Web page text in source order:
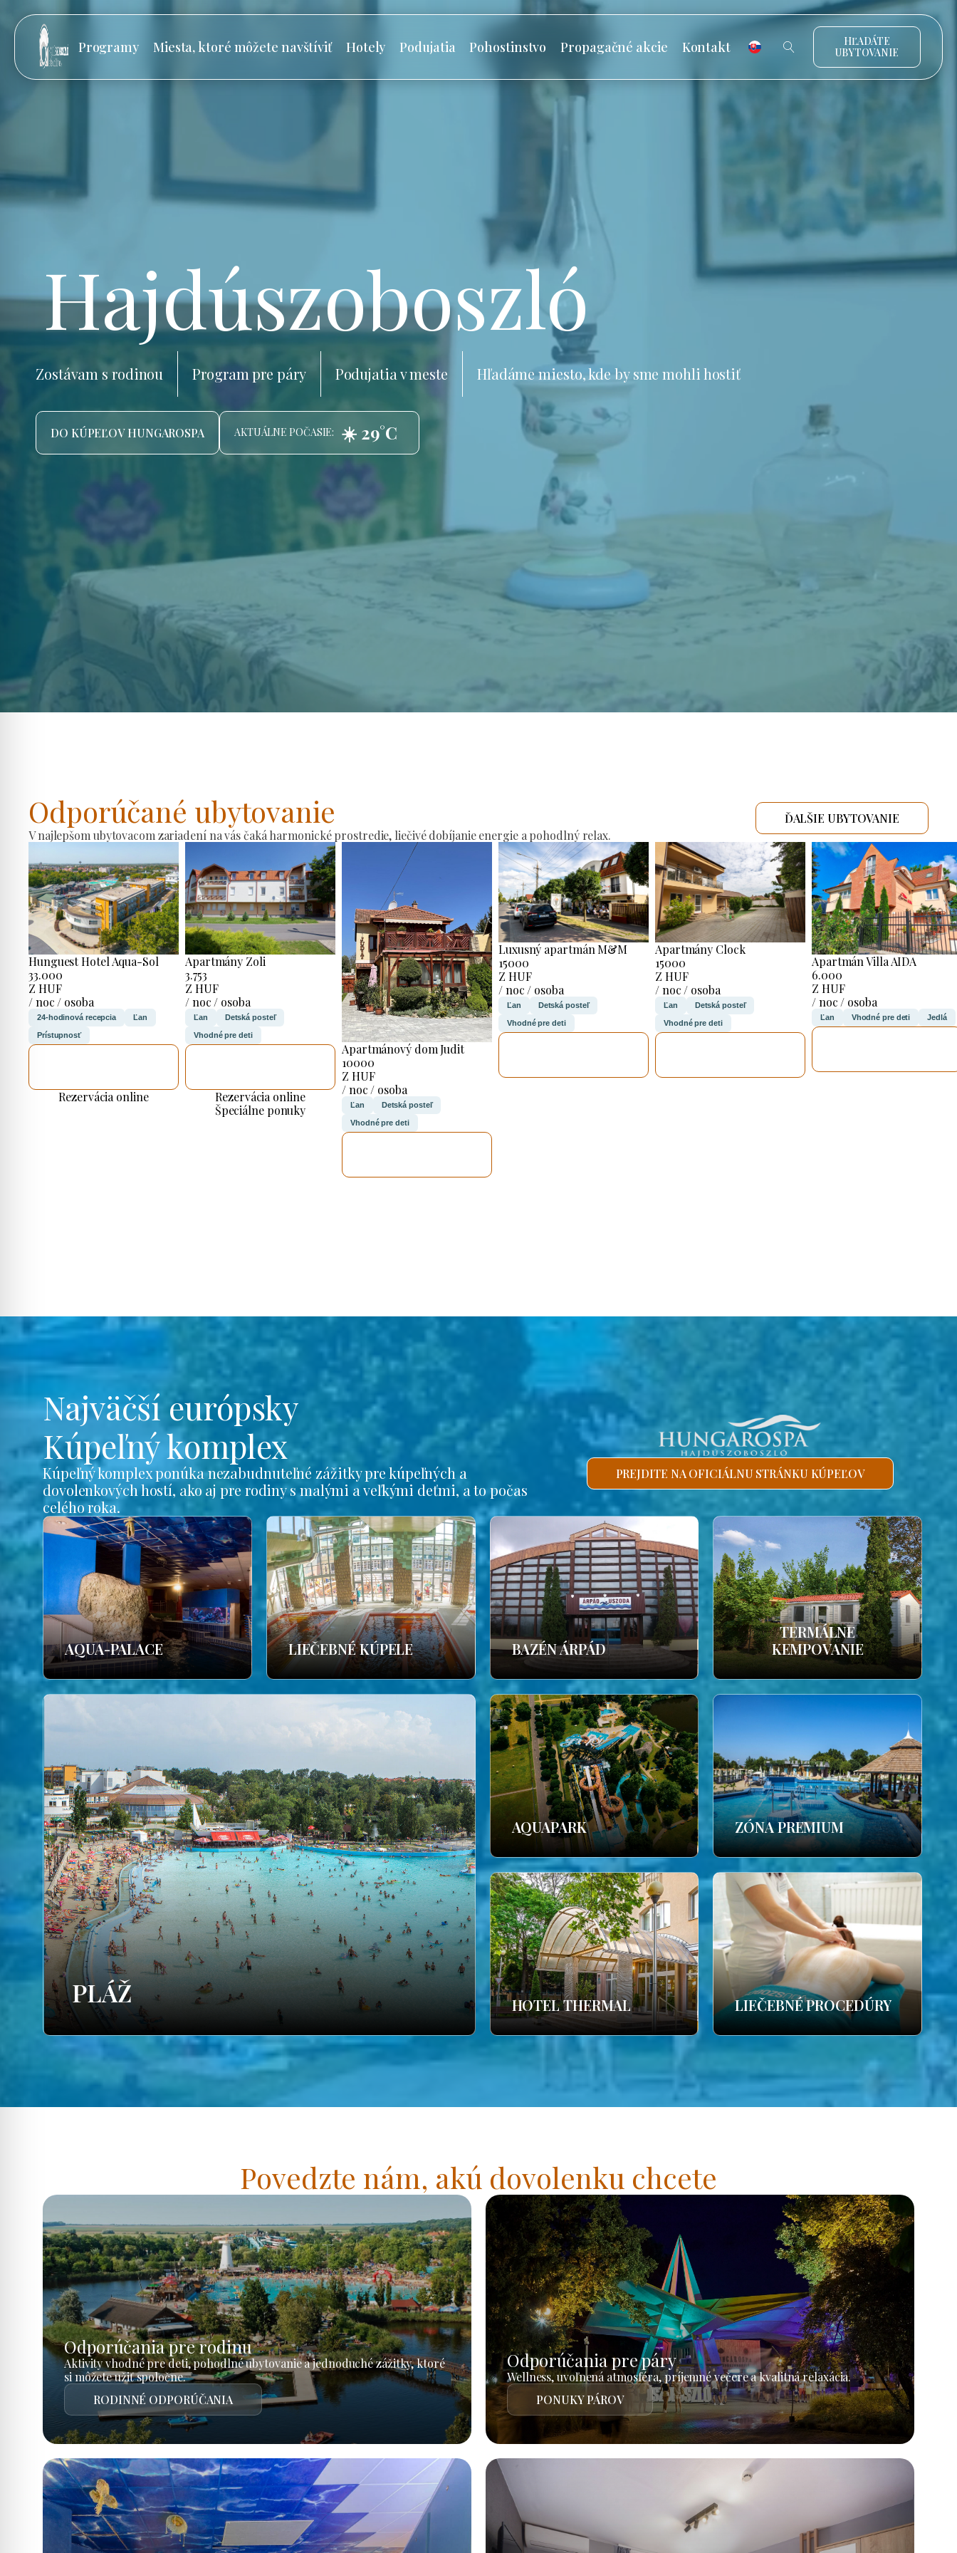
Programy Miesta, ktoré môžete navštíviť Hotely Podujatia Pohostinstvo Propagačné akcie Kontakt
HĽADÁTE
UBYTOVANIE
Hajdúszoboszló
Zostávam s rodinou Program pre páry Podujatia v meste Hľadáme miesto, kde by sme mohli hostiť
DO KÚPEĽOV HUNGAROSPA AKTUÁLNE POČASIE: ☀️ 29°C
Odporúčané ubytovanie
V najlepšom ubytovacom zariadení na vás čaká harmonické prostredie, liečivé dobíjanie energie a pohodlný relax.
ĎALŠIE UBYTOVANIE
Hunguest Hotel Aqua-Sol
33.000
Z HUF
/ noc / osoba
24-hodinová recepcia Ľan
Prístupnosť
Rezervácia online
Apartmány Zoli
3.753
Z HUF
/ noc / osoba
Ľan Detská posteľ
Vhodné pre deti
Rezervácia online
Špeciálne ponuky
Apartmánový dom Judit
10000
Z HUF
/ noc / osoba
Ľan Detská posteľ
Vhodné pre deti
Luxusný apartmán M&M
15000
Z HUF
/ noc / osoba
Ľan Detská posteľ
Vhodné pre deti
Apartmány Clock
15000
Z HUF
/ noc / osoba
Ľan Detská posteľ
Vhodné pre deti
Apartmán Villa AIDA
6.000
Z HUF
/ noc / osoba
Ľan Vhodné pre deti Jedlá
Najväčší európsky
Kúpeľný komplex
Kúpeľný komplex ponúka nezabudnuteľné zážitky pre kúpeľných a
dovolenkových hostí, ako aj pre rodiny s malými a veľkými deťmi, a to počas
celého roka.
PREJDITE NA OFICIÁLNU STRÁNKU KÚPEĽOV
AQUA-PALACE LIEČEBNÉ KÚPELE BAZÉN ÁRPÁD
TERMÁLNE
KEMPOVANIE
PLÁŽ
AQUAPARK ZÓNA PREMIUM
HOTEL THERMAL LIEČEBNÉ PROCEDÚRY
Povedzte nám, akú dovolenku chcete
Odporúčania pre rodinu
Aktivity vhodné pre deti, pohodlné ubytovanie a jednoduché zážitky, ktoré
si môžete užiť spoločne.
RODINNÉ ODPORÚČANIA
Odporúčania pre páry
Wellness, uvoľnená atmosféra, príjemné večere a kvalitná relaxácia.
PONUKY PÁROV